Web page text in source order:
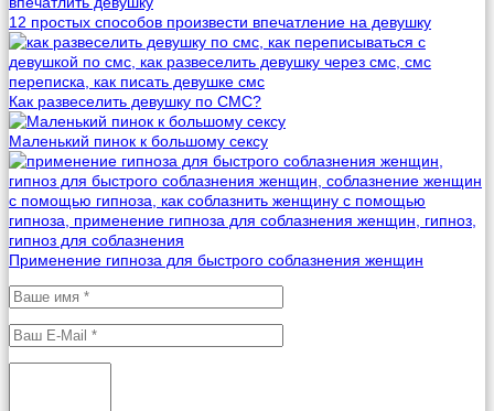
12 простых способов произвести впечатление на девушку
Как развеселить девушку по СМС?
Маленький пинок к большому сексу
Применение гипноза для быстрого соблазнения женщин